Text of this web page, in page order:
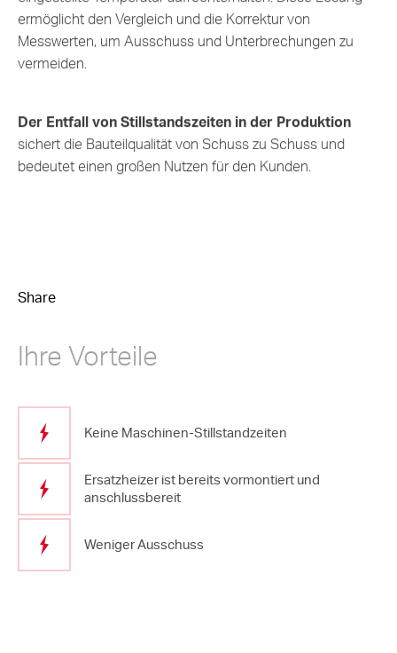
ermöglicht den Vergleich und die Korrektur von
Messwerten, um Ausschuss und Unterbrechungen zu
vermeiden.
Der Entfall von Stillstandszeiten in der Produktion
sichert die Bauteilqualität von Schuss zu Schuss und
bedeutet einen großen Nutzen für den Kunden.
Share
Ihre Vorteile
Keine Maschinen-Stillstandzeiten
Ersatzheizer ist bereits vormontiert und
anschlussbereit
Weniger Ausschuss